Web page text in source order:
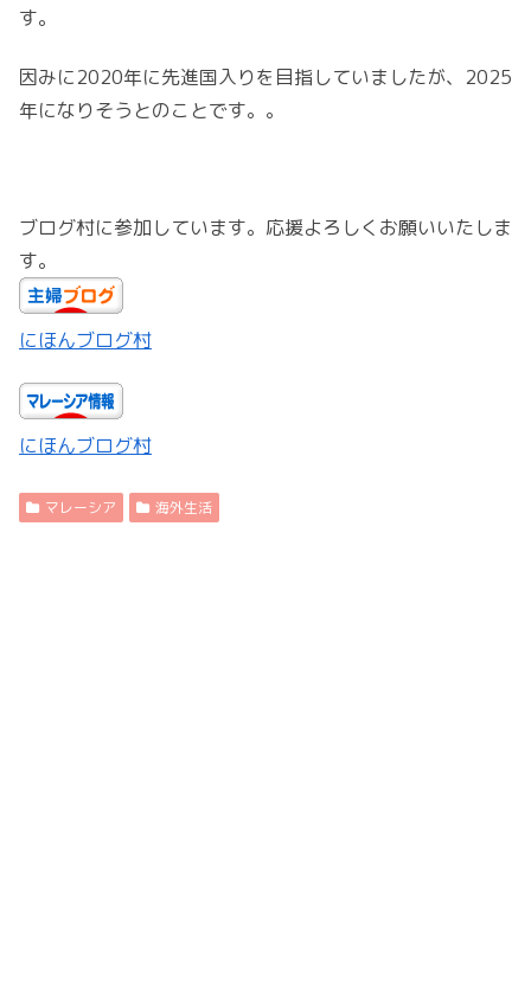
す。
因みに2020年に先進国入りを目指していましたが、2025
年になりそうとのことです。。
ブログ村に参加しています。応援よろしくお願いいたしま
す。
にほんブログ村
にほんブログ村
マレーシア 海外生活